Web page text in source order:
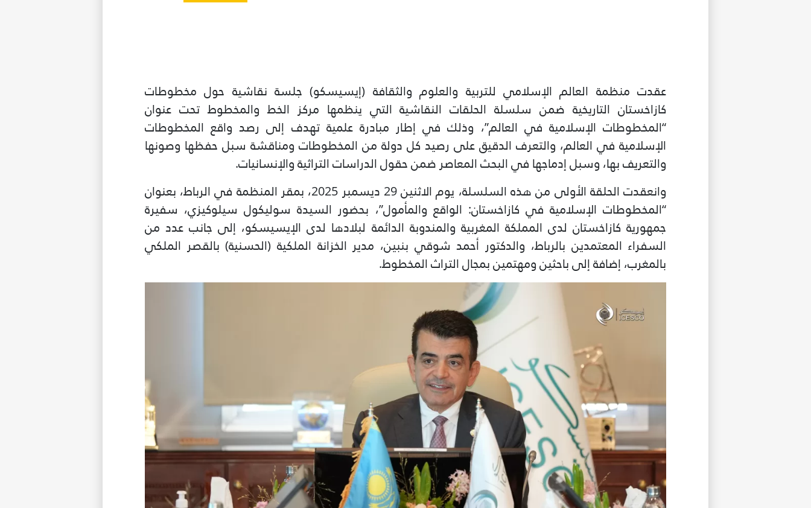
عقدت منظمة العالم الإسلامي للتربية والعلوم والثقافة (إيسيسكو) جلسة نقاشية حول مخطوطات
كازاخستان التاريخية ضمن سلسلة الحلقات النقاشية التي ينظمها مركز الخط والمخطوط تحت عنوان
“المخطوطات الإسلامية في العالم”، وذلك في إطار مبادرة علمية تهدف إلى رصد واقع المخطوطات
الإسلامية في العالم، والتعرف الدقيق على رصيد كل دولة من المخطوطات ومناقشة سبل حفظها وصونها
والتعريف بها، وسبل إدماجها في البحث المعاصر ضمن حقول الدراسات التراثية والإنسانيات.
وانعقدت الحلقة الأولى من هذه السلسلة، يوم الاثنين 29 ديسمبر 2025، بمقر المنظمة في الرباط، بعنوان
“المخطوطات الإسلامية في كازاخستان: الواقع والمأمول”، بحضور السيدة سوليكول سيلوكيزي، سفيرة
جمهورية كازاخستان لدى المملكة المغربية والمندوبة الدائمة لبلادها لدى الإيسيسكو، إلى جانب عدد من
السفراء المعتمدين بالرباط، والدكتور أحمد شوقي بنبين، مدير الخزانة الملكية (الحسنية) بالقصر الملكي
بالمغرب، إضافة إلى باحثين ومهتمين بمجال التراث المخطوط.